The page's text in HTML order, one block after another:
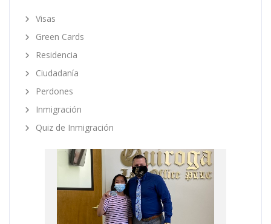
Visas
Green Cards
Residencia
Ciudadanía
Perdones
Inmigración
Quiz de Inmigración